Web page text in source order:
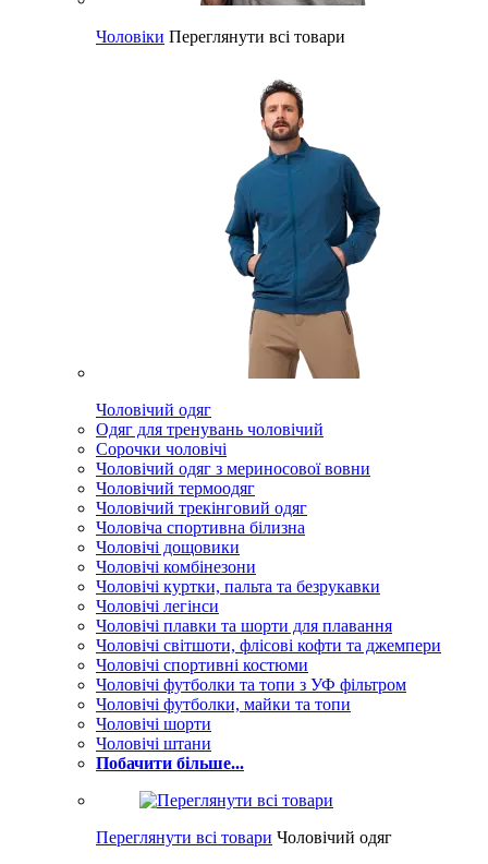
Чоловіки Переглянути всі товари
Чоловічий одяг
Одяг для тренувань чоловічий
Сорочки чоловічі
Чоловічий одяг з мериносової вовни
Чоловічий термоодяг
Чоловічий трекінговий одяг
Чоловіча спортивна білизна
Чоловічі дощовики
Чоловічі комбінезони
Чоловічі куртки, пальта та безрукавки
Чоловічі легінси
Чоловічі плавки та шорти для плавання
Чоловічі світшоти, флісові кофти та джемпери
Чоловічі спортивні костюми
Чоловічі футболки та топи з УФ фільтром
Чоловічі футболки, майки та топи
Чоловічі шорти
Чоловічі штани
Побачити більше...
Переглянути всі товари Чоловічий одяг